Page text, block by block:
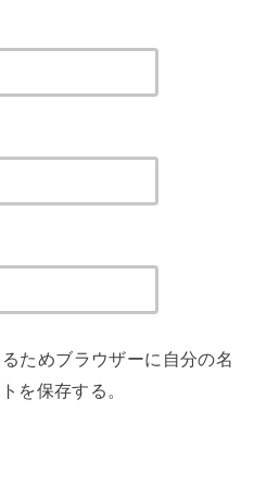
ためブラウザーに自分の名
を保存する。